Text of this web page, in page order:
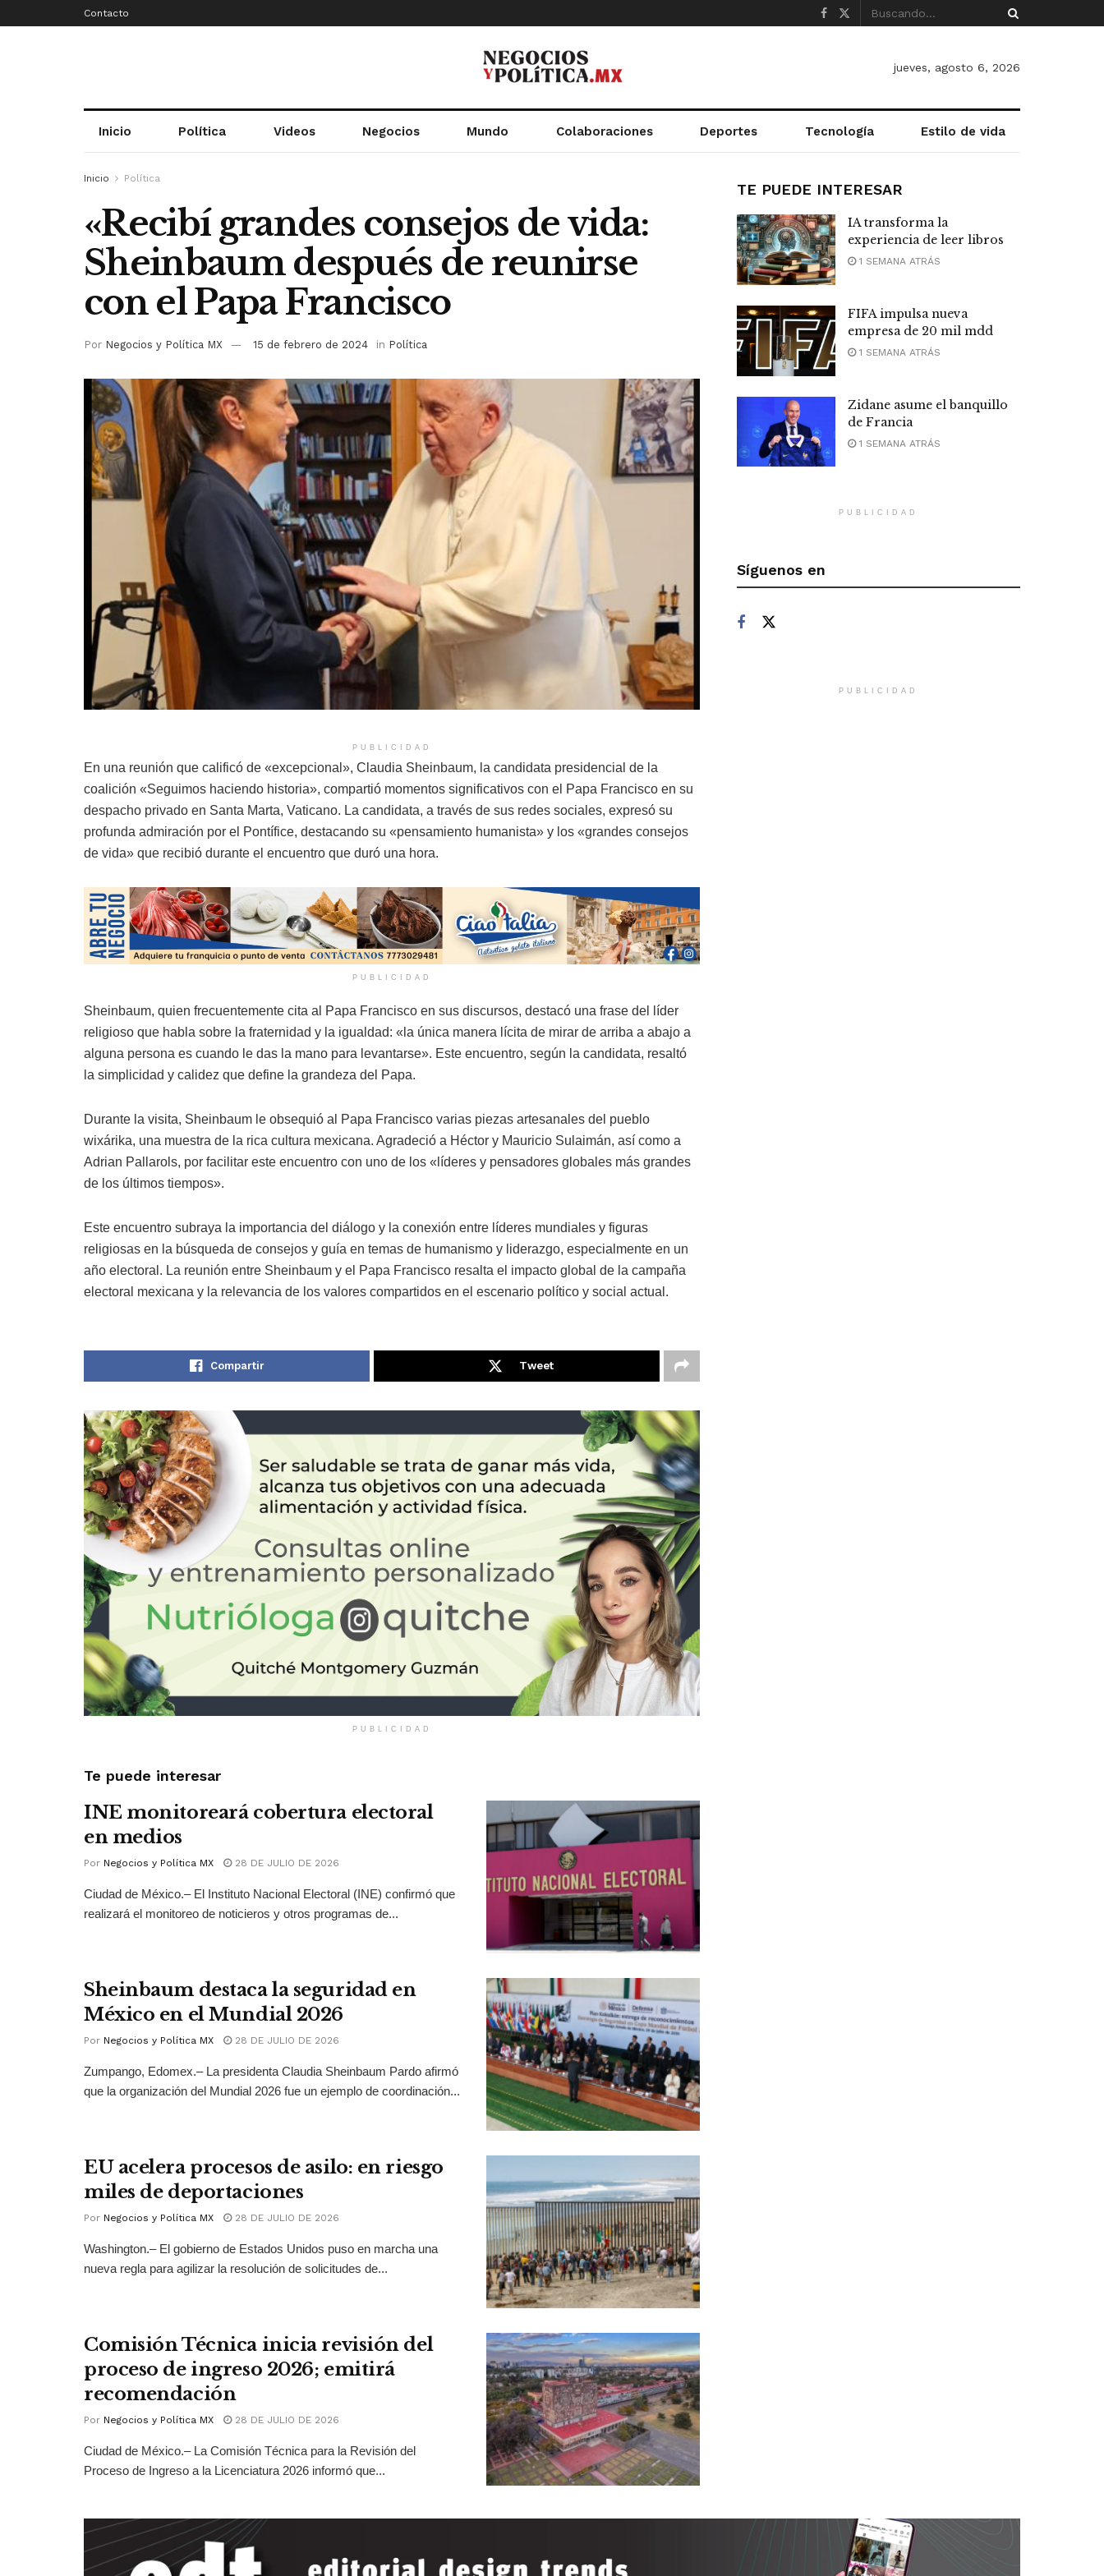
Contacto
jueves, agosto 6, 2026
Inicio Política Videos Negocios Mundo Colaboraciones Deportes Tecnología Estilo de vida
Inicio Política
«Recibí grandes consejos de vida:
Sheinbaum después de reunirse
con el Papa Francisco
Por Negocios y Política MX 15 de febrero de 2024 in Política
PUBLICIDAD
En una reunión que calificó de «excepcional», Claudia Sheinbaum, la candidata presidencial de la
coalición «Seguimos haciendo historia», compartió momentos significativos con el Papa Francisco en su
despacho privado en Santa Marta, Vaticano. La candidata, a través de sus redes sociales, expresó su
profunda admiración por el Pontífice, destacando su «pensamiento humanista» y los «grandes consejos
de vida» que recibió durante el encuentro que duró una hora.
PUBLICIDAD
Sheinbaum, quien frecuentemente cita al Papa Francisco en sus discursos, destacó una frase del líder
religioso que habla sobre la fraternidad y la igualdad: «la única manera lícita de mirar de arriba a abajo a
alguna persona es cuando le das la mano para levantarse». Este encuentro, según la candidata, resaltó
la simplicidad y calidez que define la grandeza del Papa.
Durante la visita, Sheinbaum le obsequió al Papa Francisco varias piezas artesanales del pueblo
wixárika, una muestra de la rica cultura mexicana. Agradeció a Héctor y Mauricio Sulaimán, así como a
Adrian Pallarols, por facilitar este encuentro con uno de los «líderes y pensadores globales más grandes
de los últimos tiempos».
Este encuentro subraya la importancia del diálogo y la conexión entre líderes mundiales y figuras
religiosas en la búsqueda de consejos y guía en temas de humanismo y liderazgo, especialmente en un
año electoral. La reunión entre Sheinbaum y el Papa Francisco resalta el impacto global de la campaña
electoral mexicana y la relevancia de los valores compartidos en el escenario político y social actual.
Compartir Tweet
PUBLICIDAD
Te puede interesar
INE monitoreará cobertura electoral
en medios
Por Negocios y Política MX 28 DE JULIO DE 2026
Ciudad de México.– El Instituto Nacional Electoral (INE) confirmó que
realizará el monitoreo de noticieros y otros programas de...
Sheinbaum destaca la seguridad en
México en el Mundial 2026
Por Negocios y Política MX 28 DE JULIO DE 2026
Zumpango, Edomex.– La presidenta Claudia Sheinbaum Pardo afirmó
que la organización del Mundial 2026 fue un ejemplo de coordinación...
EU acelera procesos de asilo: en riesgo
miles de deportaciones
Por Negocios y Política MX 28 DE JULIO DE 2026
Washington.– El gobierno de Estados Unidos puso en marcha una
nueva regla para agilizar la resolución de solicitudes de...
Comisión Técnica inicia revisión del
proceso de ingreso 2026; emitirá
recomendación
Por Negocios y Política MX 28 DE JULIO DE 2026
Ciudad de México.– La Comisión Técnica para la Revisión del
Proceso de Ingreso a la Licenciatura 2026 informó que...
TE PUEDE INTERESAR
IA transforma la
experiencia de leer libros
1 SEMANA ATRÁS
FIFA impulsa nueva
empresa de 20 mil mdd
1 SEMANA ATRÁS
Zidane asume el banquillo
de Francia
1 SEMANA ATRÁS
PUBLICIDAD
Síguenos en
PUBLICIDAD